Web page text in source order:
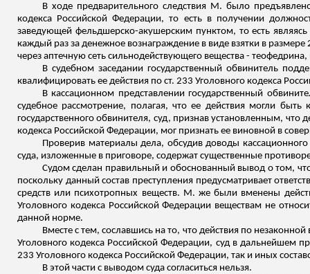
В ходе предварительного следствия М. было
кодекса Российской Федерации, то есть в получении
заведующей фельдшерско-акушерским пунктом, то есть
каждый раз за денежное вознаграждение в виде взятки в
через аптечную сеть сильнодействующего вещества -
В судебном заседании государственный обвинитель
квалифицировать ее действия по ст. 233 Уголовного кодекса
В кассационном представлении государственный
судебное рассмотрение, полагая, что ее действия могли
государственного обвинителя, суд, признав установленным,
кодекса Российской Федерации, мог признать ее виновной в
Проверив материалы дела, обсудив доводы
суда, изложенные в приговоре, содержат существенные
Судом сделан правильный и обоснованный вывод о том,
поскольку данный состав преступления предусматривает
средств или психотропных веществ. М. же были вменены
Уголовного кодекса Российской Федерации веществам не
данной норме.
Вместе с тем, сославшись на то, что действия по
Уголовного кодекса Российской Федерации, суд в дальнейшем
233 Уголовного кодекса Российской Федерации, так и иных
В этой части с выводом суда согласиться нельзя.